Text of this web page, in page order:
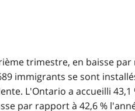
trimestre, en baisse
immigrants se sont
L'Ontario a accueilli 43,1
par rapport à 42,6 %